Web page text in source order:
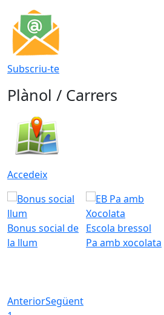
Subscriu-te
Plànol / Carrers
Accedeix
Bonus social de
la llum
Escola bressol
Pa amb xocolata
AnteriorSegüent